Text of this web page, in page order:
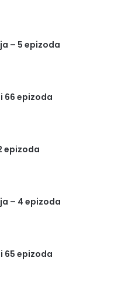
– 5 epizoda
66 epizoda
epizoda
– 4 epizoda
65 epizoda